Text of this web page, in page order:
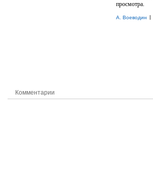
просмотра.
А. Воеводин |
Комментарии